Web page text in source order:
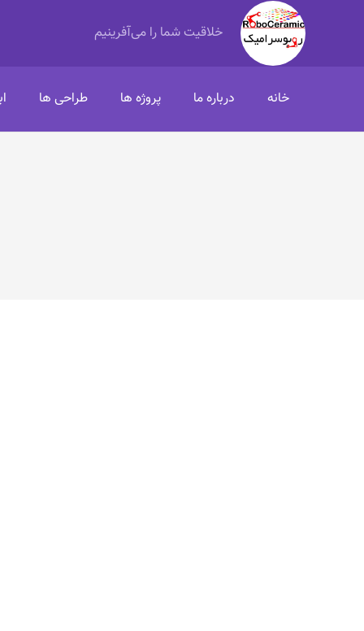
خلاقیت شما را می‌آفرینیم
خانه درباره ما پروژه ها طراحی ها